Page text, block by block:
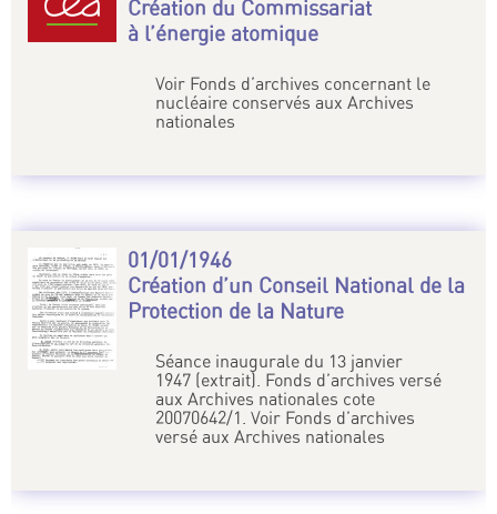
Création du Commissariat
à l’énergie atomique
Voir Fonds d’archives concernant le
nucléaire conservés aux Archives
nationales
01/01/1946
Création d’un Conseil National de la
Protection de la Nature
Séance inaugurale du 13 janvier
1947 (extrait). Fonds d’archives versé
aux Archives nationales cote
20070642/1. Voir Fonds d’archives
versé aux Archives nationales